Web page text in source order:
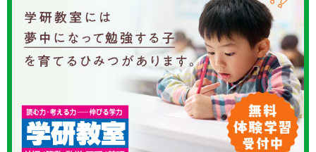
のご応募はご容赦ください。
※①電子版、②古書店やフリマアプリ等で中古品
として購入されたもの これらはいずれも対象外
となります。
※他人への譲渡や画像加工、購買証明の使いまわ
し等、なんらかの不正が発覚した場合は、予告な
しに無効とさせていただきます。
※未成年の方は、必ず保護者の同意を得た上でご